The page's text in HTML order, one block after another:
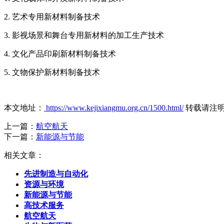
2. 艺术专用新材料制备技术
3. 影视场景和舞台专用新材料的加工生产技术
4. 文化产品印刷新材料制备技术
5. 文物保护新材料制备技术
本文地址： https://www.kejixiangmu.org.cn/1500.html/转载请注
上一篇： 航空航天
下一篇： 新能源与节能
相关文章：
先进制造与自动化
资源与环境
新能源与节能
高技术服务
航空航天